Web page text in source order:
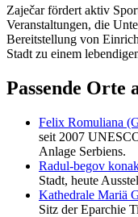
Zaječar fördert aktiv
Veranstaltungen, die
Bereitstellung von
Stadt zu einem
Passende Orte
Felix Romuliana
seit 2007
Anlage Serbiens.
Radul-begov
Stadt, heute
Kathedrale Mariä
Sitz der Eparchie